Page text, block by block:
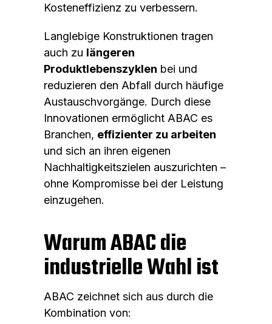
Kosteneffizienz zu verbessern.
Langlebige Konstruktionen tragen
auch zu längeren
Produktlebenszyklen bei und
reduzieren den Abfall durch häufige
Austauschvorgänge. Durch diese
Innovationen ermöglicht ABAC es
Branchen, effizienter zu arbeiten
und sich an ihren eigenen
Nachhaltigkeitszielen auszurichten –
ohne Kompromisse bei der Leistung
einzugehen.
Warum ABAC die
industrielle Wahl ist
ABAC zeichnet sich aus durch die
Kombination von: